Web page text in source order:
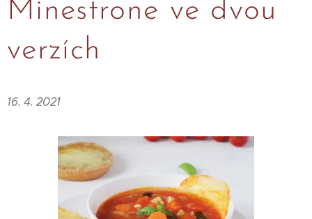
Minestrone ve dvou
verzích
16. 4. 2021